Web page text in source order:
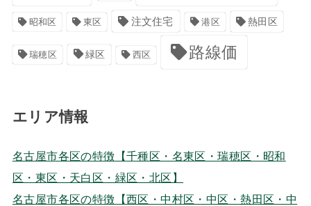
昭和区 東区 注文住宅 港区 熱田区
瑞穂区 緑区 西区 路線価
エリア情報
名古屋市各区の特徴【千種区・名東区・瑞穂区・昭和
区・東区・天白区・緑区・北区】
名古屋市各区の特徴【西区・中村区・中区・熱田区・中